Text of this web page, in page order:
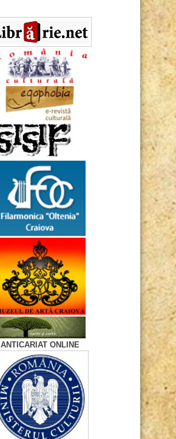
ANTICARIAT ONLINE